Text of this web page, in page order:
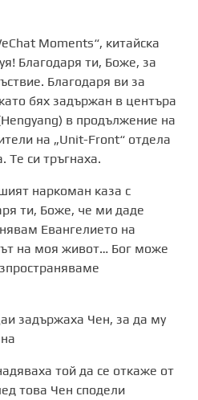
Moments“, китайска
Благодаря ти, Боже, за
Благодаря ви за
бях задържан в центъра
Hengyang) в продължение на
на „Unit-Front“ отдела
Те си тръгнаха.
наркоман каза с
ти, Боже, че ми даде
Евангелието на
на моя живот… Бог може
задържаха Чен, за да му
той да се откаже от
това Чен сподели